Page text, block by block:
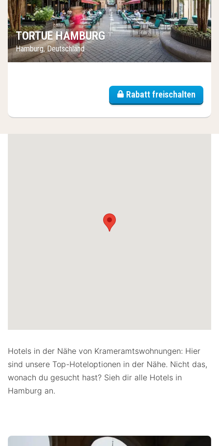
TORTUE HAMBURG
Hamburg, Deutschland
Rabatt freischalten
Hotels in der Nähe von Krameramtswohnungen: Hier
sind unsere Top-Hoteloptionen in der Nähe. Nicht das,
wonach du gesucht hast? Sieh dir alle Hotels in
Hamburg an.